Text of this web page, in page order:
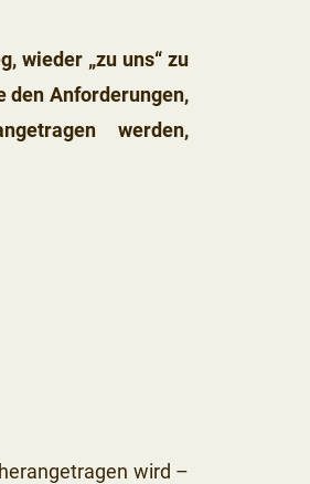
wieder „zu uns“ zu
den Anforderungen,
werden,
wird –